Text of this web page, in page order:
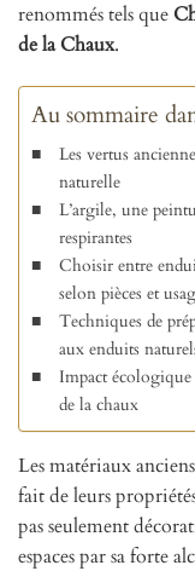
renommés tels que
de la Chaux.
Au sommaire
Les vertus
naturelle
L’argile, une
respirantes
Choisir entre
selon pièces et
Techniques de
aux enduits
Impact écologique
de la chaux
Les matériaux
fait de leurs
pas seulement
espaces par sa forte